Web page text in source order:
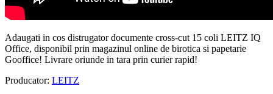
Adaugati in cos distrugator documente cross-cut 15 coli LEITZ IQ
Office, disponibil prin magazinul online de birotica si papetarie
Gooffice! Livrare oriunde in tara prin curier rapid!
Producator: LEITZ